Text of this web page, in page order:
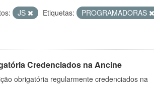
JS Etiquetas:
PROGRAMADORAS
Credenciados na Ancine
obrigatória regularmente credenciados na